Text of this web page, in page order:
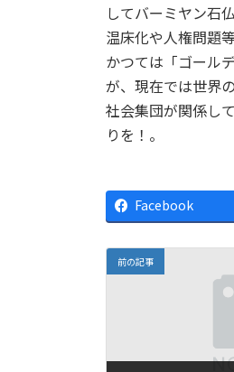
してバーミヤン石
温床化や人権問題
かつては「ゴール
が、現在では世界
社会集団が関係し
りを！。
Facebook
前の記事